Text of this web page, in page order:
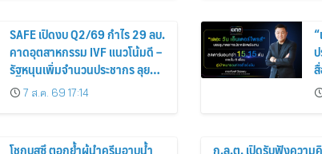
SAFE เปิดงบ Q2/69 กำไร 29 ลบ.
คาดอุตสาหกรรม IVF แนวโน้มดี –
รัฐหนุนเพิ่มจำนวนประชากร ลุย
เจาะกลุ่มตลาด LGBTQ+ เร่งขยาย
ฐานรายได้ใหม่
7 ส.ค. 69 17:14
โชกุบุสซึ ตอกย้ำผู้นำครีมอาบน้ำ
ก.ล.ต. เปิดรับฟังความ